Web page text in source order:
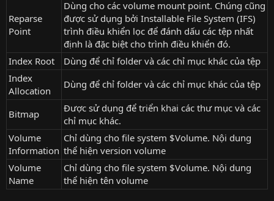
Reparse
Point
Dùng cho các volume mount point. Chúng cũng
được sử dụng bởi Installable File System (IFS)
trình điều khiển lọc để đánh dấu các tệp nhất
định là đặc biệt cho trình điều khiển đó.
Index Root
Dùng để chỉ folder và các chỉ mục khác của tệp
Index
Allocation
Dùng để chỉ folder và các chỉ mục khác của tệp
Bitmap
Được sử dụng để triển khai các thư mục và các
chỉ mục khác.
Volume
Information
Chỉ dùng cho file system $Volume. Nội dung
thể hiện version volume
Volume
Name
Chỉ dùng cho file system $Volume. Nội dung
thể hiện tên volume